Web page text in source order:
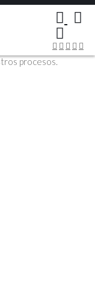
opiniones son muy
procesos.